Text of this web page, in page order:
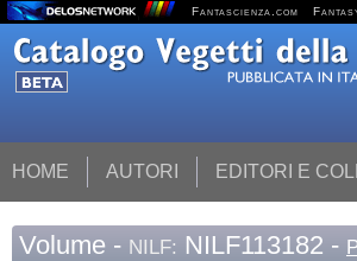
Fantascienza.com
HOME AUTORI EDITORI E
Volume - NILF: NILF113182 -